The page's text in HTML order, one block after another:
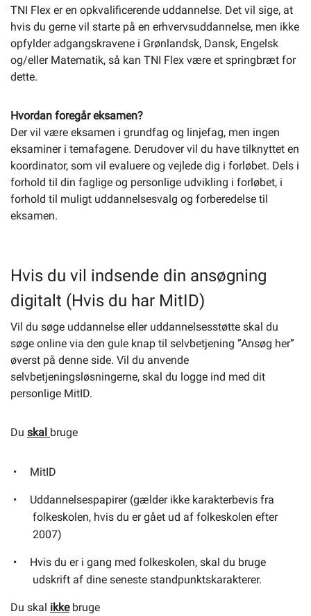
TNI Flex er en opkvalificerende uddannelse. Det vil sige, at
hvis du gerne vil starte på en erhvervsuddannelse, men ikke
opfylder adgangskravene i Grønlandsk, Dansk, Engelsk
og/eller Matematik, så kan TNI Flex være et springbræt for
dette.
Hvordan foregår eksamen?
Der vil være eksamen i grundfag og linjefag, men ingen
eksaminer i temafagene. Derudover vil du have tilknyttet en
koordinator, som vil evaluere og vejlede dig i forløbet. Dels i
forhold til din faglige og personlige udvikling i forløbet, i
forhold til muligt uddannelsesvalg og forberedelse til
eksamen.
Hvis du vil indsende din ansøgning
digitalt (Hvis du har MitID)
Vil du søge uddannelse eller uddannelsesstøtte skal du
søge online via den gule knap til selvbetjening ”Ansøg her”
øverst på denne side. Vil du anvende
selvbetjeningsløsningerne, skal du logge ind med dit
personlige MitID.
Du skal bruge
MitID
Uddannelsespapirer (gælder ikke karakterbevis fra
folkeskolen, hvis du er gået ud af folkeskolen efter
2007)
Hvis du er i gang med folkeskolen, skal du bruge
udskrift af dine seneste standpunktskarakterer.
Du skal ikkebruge